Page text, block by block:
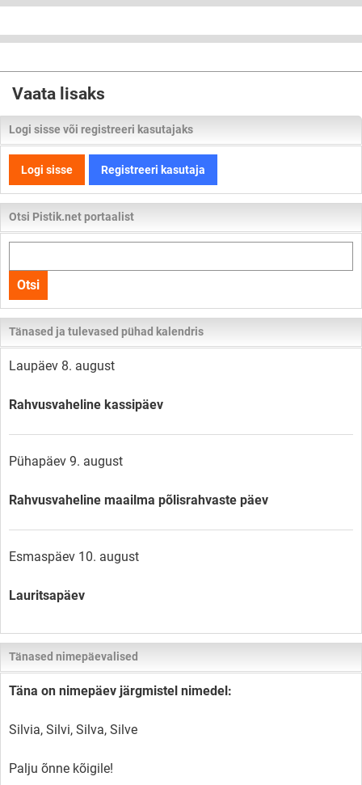
Vaata lisaks
Logi sisse või registreeri kasutajaks
Logi sisse Registreeri kasutaja
Otsi Pistik.net portaalist
kogu
lehelt
Otsi
Tänased ja tulevased pühad kalendris
Laupäev 8. august
Rahvusvaheline kassipäev
Pühapäev 9. august
Rahvusvaheline maailma põlisrahvaste päev
Esmaspäev 10. august
Lauritsapäev
Tänased nimepäevalised
Täna on nimepäev järgmistel nimedel:
Silvia, Silvi, Silva, Silve
Palju õnne kõigile!